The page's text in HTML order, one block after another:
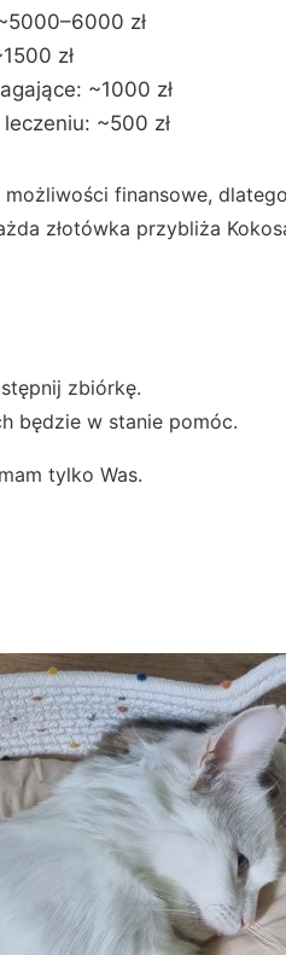
zł
zł
~1000 zł
~500 zł
finansowe,
złotówka przybliża
zbiórkę.
będzie w stanie pomóc.
tylko Was.